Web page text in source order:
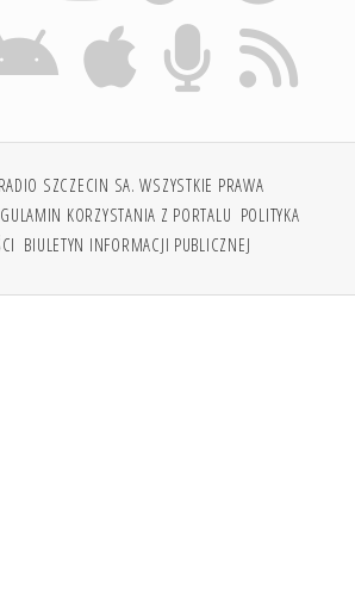
SZCZECIN SA. WSZYSTKIE PRAWA
KORZYSTANIA Z PORTALU POLITYKA
BIULETYN INFORMACJI PUBLICZNEJ